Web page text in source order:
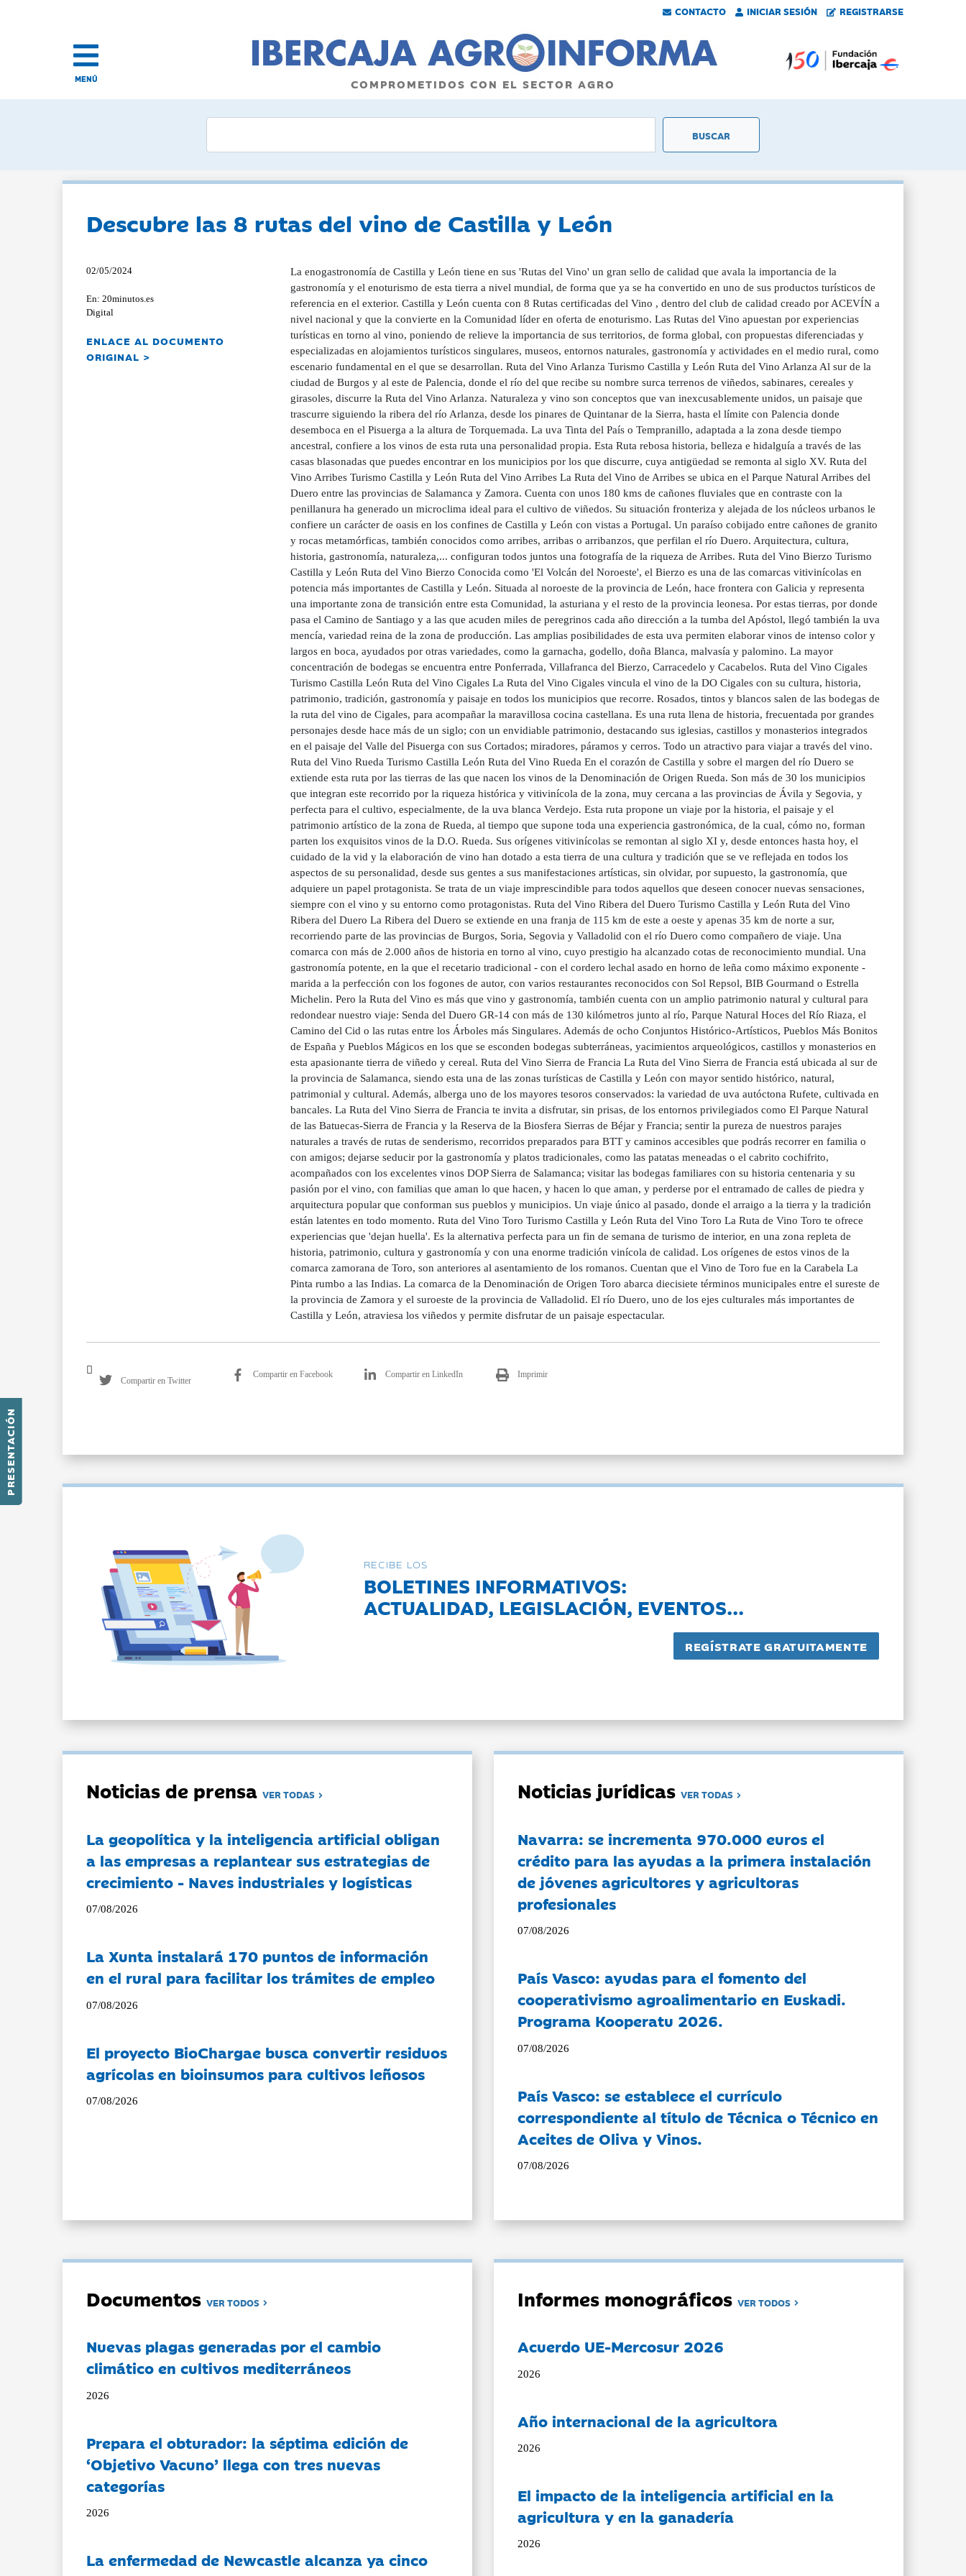
CONTACTO INICIAR SESIÓN REGISTRARSE
PRESENTACIÓN
MENÚ COMPROMETIDOS CON EL SECTOR AGRO
Descubre las 8 rutas del vino de Castilla y León
02/05/2024
En: 20minutos.es
Digital
ENLACE AL DOCUMENTO
ORIGINAL >
La enogastronomía de Castilla y León tiene en sus 'Rutas del Vino' un gran sello de calidad que avala la importancia de la
gastronomía y el enoturismo de esta tierra a nivel mundial, de forma que ya se ha convertido en uno de sus productos turísticos de
referencia en el exterior. Castilla y León cuenta con 8 Rutas certificadas del Vino , dentro del club de calidad creado por ACEVÍN a
nivel nacional y que la convierte en la Comunidad líder en oferta de enoturismo. Las Rutas del Vino apuestan por experiencias
turísticas en torno al vino, poniendo de relieve la importancia de sus territorios, de forma global, con propuestas diferenciadas y
especializadas en alojamientos turísticos singulares, museos, entornos naturales, gastronomía y actividades en el medio rural, como
escenario fundamental en el que se desarrollan. Ruta del Vino Arlanza Turismo Castilla y León Ruta del Vino Arlanza Al sur de la
ciudad de Burgos y al este de Palencia, donde el río del que recibe su nombre surca terrenos de viñedos, sabinares, cereales y
girasoles, discurre la Ruta del Vino Arlanza. Naturaleza y vino son conceptos que van inexcusablemente unidos, un paisaje que
trascurre siguiendo la ribera del río Arlanza, desde los pinares de Quintanar de la Sierra, hasta el límite con Palencia donde
desemboca en el Pisuerga a la altura de Torquemada. La uva Tinta del País o Tempranillo, adaptada a la zona desde tiempo
ancestral, confiere a los vinos de esta ruta una personalidad propia. Esta Ruta rebosa historia, belleza e hidalguía a través de las
casas blasonadas que puedes encontrar en los municipios por los que discurre, cuya antigüedad se remonta al siglo XV. Ruta del
Vino Arribes Turismo Castilla y León Ruta del Vino Arribes La Ruta del Vino de Arribes se ubica en el Parque Natural Arribes del
Duero entre las provincias de Salamanca y Zamora. Cuenta con unos 180 kms de cañones fluviales que en contraste con la
penillanura ha generado un microclima ideal para el cultivo de viñedos. Su situación fronteriza y alejada de los núcleos urbanos le
confiere un carácter de oasis en los confines de Castilla y León con vistas a Portugal. Un paraíso cobijado entre cañones de granito
y rocas metamórficas, también conocidos como arribes, arribas o arribanzos, que perfilan el río Duero. Arquitectura, cultura,
historia, gastronomía, naturaleza,... configuran todos juntos una fotografía de la riqueza de Arribes. Ruta del Vino Bierzo Turismo
Castilla y León Ruta del Vino Bierzo Conocida como 'El Volcán del Noroeste', el Bierzo es una de las comarcas vitivinícolas en
potencia más importantes de Castilla y León. Situada al noroeste de la provincia de León, hace frontera con Galicia y representa
una importante zona de transición entre esta Comunidad, la asturiana y el resto de la provincia leonesa. Por estas tierras, por donde
pasa el Camino de Santiago y a las que acuden miles de peregrinos cada año dirección a la tumba del Apóstol, llegó también la uva
mencía, variedad reina de la zona de producción. Las amplias posibilidades de esta uva permiten elaborar vinos de intenso color y
largos en boca, ayudados por otras variedades, como la garnacha, godello, doña Blanca, malvasía y palomino. La mayor
concentración de bodegas se encuentra entre Ponferrada, Villafranca del Bierzo, Carracedelo y Cacabelos. Ruta del Vino Cigales
Turismo Castilla León Ruta del Vino Cigales La Ruta del Vino Cigales vincula el vino de la DO Cigales con su cultura, historia,
patrimonio, tradición, gastronomía y paisaje en todos los municipios que recorre. Rosados, tintos y blancos salen de las bodegas de
la ruta del vino de Cigales, para acompañar la maravillosa cocina castellana. Es una ruta llena de historia, frecuentada por grandes
personajes desde hace más de un siglo; con un envidiable patrimonio, destacando sus iglesias, castillos y monasterios integrados
en el paisaje del Valle del Pisuerga con sus Cortados; miradores, páramos y cerros. Todo un atractivo para viajar a través del vino.
Ruta del Vino Rueda Turismo Castilla León Ruta del Vino Rueda En el corazón de Castilla y sobre el margen del río Duero se
extiende esta ruta por las tierras de las que nacen los vinos de la Denominación de Origen Rueda. Son más de 30 los municipios
que integran este recorrido por la riqueza histórica y vitivinícola de la zona, muy cercana a las provincias de Ávila y Segovia, y
perfecta para el cultivo, especialmente, de la uva blanca Verdejo. Esta ruta propone un viaje por la historia, el paisaje y el
patrimonio artístico de la zona de Rueda, al tiempo que supone toda una experiencia gastronómica, de la cual, cómo no, forman
parten los exquisitos vinos de la D.O. Rueda. Sus orígenes vitivinícolas se remontan al siglo XI y, desde entonces hasta hoy, el
cuidado de la vid y la elaboración de vino han dotado a esta tierra de una cultura y tradición que se ve reflejada en todos los
aspectos de su personalidad, desde sus gentes a sus manifestaciones artísticas, sin olvidar, por supuesto, la gastronomía, que
adquiere un papel protagonista. Se trata de un viaje imprescindible para todos aquellos que deseen conocer nuevas sensaciones,
siempre con el vino y su entorno como protagonistas. Ruta del Vino Ribera del Duero Turismo Castilla y León Ruta del Vino
Ribera del Duero La Ribera del Duero se extiende en una franja de 115 km de este a oeste y apenas 35 km de norte a sur,
recorriendo parte de las provincias de Burgos, Soria, Segovia y Valladolid con el río Duero como compañero de viaje. Una
comarca con más de 2.000 años de historia en torno al vino, cuyo prestigio ha alcanzado cotas de reconocimiento mundial. Una
gastronomía potente, en la que el recetario tradicional - con el cordero lechal asado en horno de leña como máximo exponente -
marida a la perfección con los fogones de autor, con varios restaurantes reconocidos con Sol Repsol, BIB Gourmand o Estrella
Michelin. Pero la Ruta del Vino es más que vino y gastronomía, también cuenta con un amplio patrimonio natural y cultural para
redondear nuestro viaje: Senda del Duero GR-14 con más de 130 kilómetros junto al río, Parque Natural Hoces del Río Riaza, el
Camino del Cid o las rutas entre los Árboles más Singulares. Además de ocho Conjuntos Histórico-Artísticos, Pueblos Más Bonitos
de España y Pueblos Mágicos en los que se esconden bodegas subterráneas, yacimientos arqueológicos, castillos y monasterios en
esta apasionante tierra de viñedo y cereal. Ruta del Vino Sierra de Francia La Ruta del Vino Sierra de Francia está ubicada al sur de
la provincia de Salamanca, siendo esta una de las zonas turísticas de Castilla y León con mayor sentido histórico, natural,
patrimonial y cultural. Además, alberga uno de los mayores tesoros conservados: la variedad de uva autóctona Rufete, cultivada en
bancales. La Ruta del Vino Sierra de Francia te invita a disfrutar, sin prisas, de los entornos privilegiados como El Parque Natural
de las Batuecas-Sierra de Francia y la Reserva de la Biosfera Sierras de Béjar y Francia; sentir la pureza de nuestros parajes
naturales a través de rutas de senderismo, recorridos preparados para BTT y caminos accesibles que podrás recorrer en familia o
con amigos; dejarse seducir por la gastronomía y platos tradicionales, como las patatas meneadas o el cabrito cochifrito,
acompañados con los excelentes vinos DOP Sierra de Salamanca; visitar las bodegas familiares con su historia centenaria y su
pasión por el vino, con familias que aman lo que hacen, y hacen lo que aman, y perderse por el entramado de calles de piedra y
arquitectura popular que conforman sus pueblos y municipios. Un viaje único al pasado, donde el arraigo a la tierra y la tradición
están latentes en todo momento. Ruta del Vino Toro Turismo Castilla y León Ruta del Vino Toro La Ruta de Vino Toro te ofrece
experiencias que 'dejan huella'. Es la alternativa perfecta para un fin de semana de turismo de interior, en una zona repleta de
historia, patrimonio, cultura y gastronomía y con una enorme tradición vinícola de calidad. Los orígenes de estos vinos de la
comarca zamorana de Toro, son anteriores al asentamiento de los romanos. Cuentan que el Vino de Toro fue en la Carabela La
Pinta rumbo a las Indias. La comarca de la Denominación de Origen Toro abarca diecisiete términos municipales entre el sureste de
la provincia de Zamora y el suroeste de la provincia de Valladolid. El río Duero, uno de los ejes culturales más importantes de
Castilla y León, atraviesa los viñedos y permite disfrutar de un paisaje espectacular.
Compartir en Twitter
Compartir en Facebook Compartir en LinkedIn Imprimir
RECIBE LOS
BOLETINES INFORMATIVOS:
ACTUALIDAD, LEGISLACIÓN, EVENTOS...
Noticias de prensaVER TODAS
La geopolítica y la inteligencia artificial obligan
a las empresas a replantear sus estrategias de
crecimiento - Naves industriales y logísticas
07/08/2026
La Xunta instalará 170 puntos de información
en el rural para facilitar los trámites de empleo
07/08/2026
El proyecto BioChargae busca convertir residuos
agrícolas en bioinsumos para cultivos leñosos
07/08/2026
Noticias jurídicasVER TODAS
Navarra: se incrementa 970.000 euros el
crédito para las ayudas a la primera instalación
de jóvenes agricultores y agricultoras
profesionales
07/08/2026
País Vasco: ayudas para el fomento del
cooperativismo agroalimentario en Euskadi.
Programa Kooperatu 2026.
07/08/2026
País Vasco: se establece el currículo
correspondiente al título de Técnica o Técnico en
Aceites de Oliva y Vinos.
07/08/2026
DocumentosVER TODOS
Nuevas plagas generadas por el cambio
climático en cultivos mediterráneos
2026
Prepara el obturador: la séptima edición de
‘Objetivo Vacuno’ llega con tres nuevas
categorías
2026
La enfermedad de Newcastle alcanza ya cinco
Informes monográficosVER TODOS
Acuerdo UE-Mercosur 2026
2026
Año internacional de la agricultora
2026
El impacto de la inteligencia artificial en la
agricultura y en la ganadería
2026